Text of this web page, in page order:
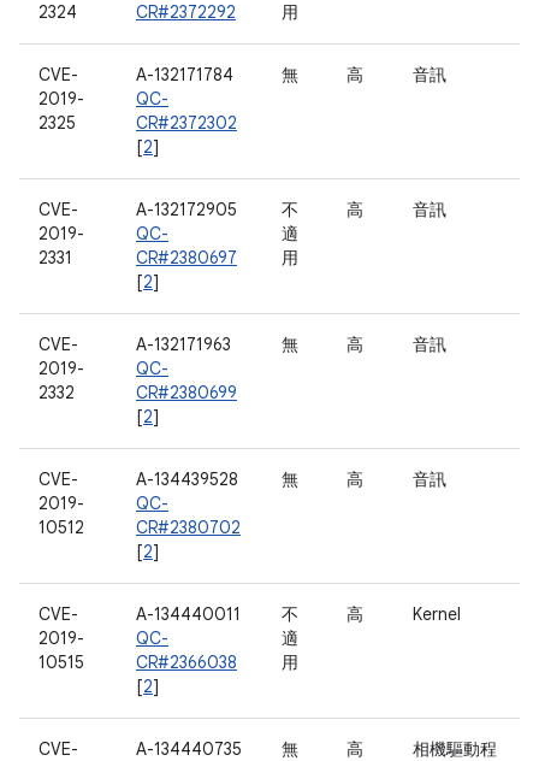
2324
CR#2372292
用
CVE-
2019-
2325
A-132171784
QC-
CR#2372302
[2]
無 高 音訊
CVE-
2019-
2331
A-132172905
QC-
CR#2380697
[2]
不
適
用
高 音訊
CVE-
2019-
2332
A-132171963
QC-
CR#2380699
[2]
無 高 音訊
CVE-
2019-
10512
A-134439528
QC-
CR#2380702
[2]
無 高 音訊
CVE-
2019-
10515
A-134440011
QC-
CR#2366038
[2]
不
適
用
高 Kernel
CVE-
A-134440735
無 高
相機驅動程